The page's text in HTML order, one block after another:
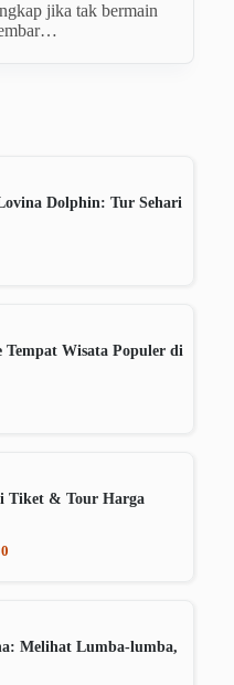
jika tak bermain
Dolphin: Tur Sehari
Wisata Populer di
Tiket & Tour Harga
Melihat Lumba-lumba,